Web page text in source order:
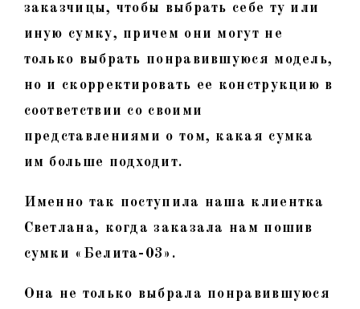
заказчицы, чтобы выбрать себе ту или
иную сумку, причем они могут не
только выбрать понравившуюся модель,
но и скорректировать ее конструкцию в
соответствии со своими
представлениями о том, какая сумка
им больше подходит.
Именно так поступила наша клиентка
Светлана, когда заказала нам пошив
сумки «Белита-03».
Она не только выбрала понравившуюся